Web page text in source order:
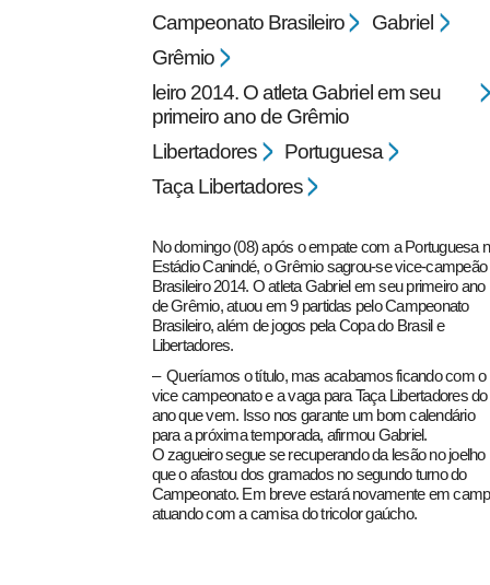
pecbol.com
Campeonato Brasileiro
Gabriel
Grêmio
leiro 2014. O atleta Gabriel em seu
primeiro ano de Grêmio
Libertadores
Portuguesa
Taça Libertadores
No domingo (08) após o empate com a Portuguesa
Estádio Canindé, o Grêmio sagrou-se vice-campeão
Brasileiro 2014. O atleta Gabriel em seu primeiro ano
de Grêmio, atuou em 9 partidas pelo Campeonato
Brasileiro, além de jogos pela Copa do Brasil e
Libertadores.
– Queríamos o título, mas acabamos ficando com o
vice campeonato e a vaga para Taça Libertadores do
ano que vem. Isso nos garante um bom calendário
para a próxima temporada, afirmou Gabriel.
O zagueiro segue se recuperando da lesão no joelho
que o afastou dos gramados no segundo turno do
Campeonato. Em breve estará novamente em
atuando com a camisa do tricolor gaúcho.